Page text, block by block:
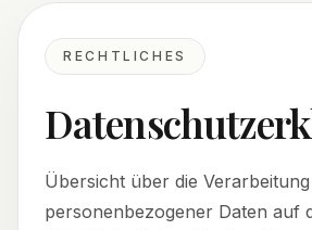
RECHTLICHES
Übersicht über die Verarbeitung
personenbezogener Daten auf